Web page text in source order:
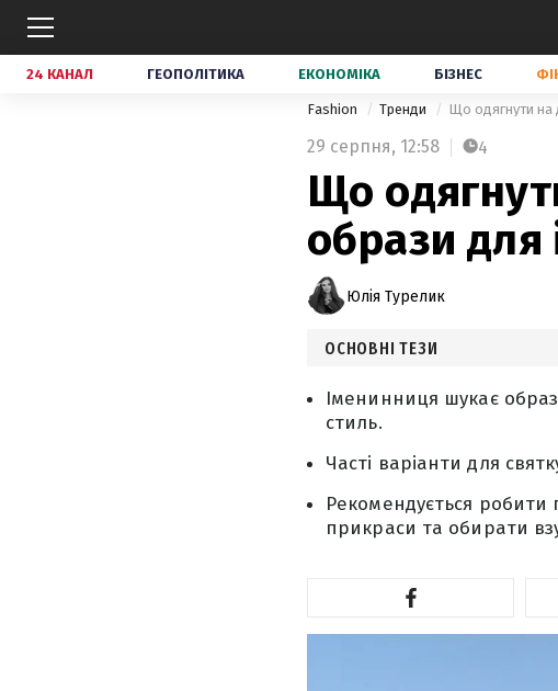
24 КАНАЛ ГЕОПОЛІТИКА ЕКОНОМІКА БІЗНЕС
Fashion Тренди Що одягнути на
29 серпня, 12:58 4
Що
образи для
Юлія Турелик
ОСНОВНІ ТЕЗИ
Іменинниця шукає
стиль.
Часті варіанти для
Рекомендується робити
прикраси та обирати